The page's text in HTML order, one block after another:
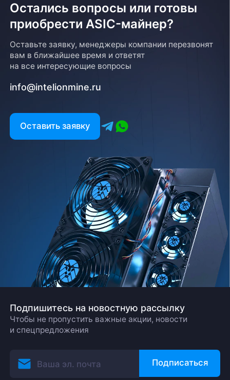
Остались вопросы или готовы
приобрести ASIC-майнер?
Оставьте заявку, менеджеры компании перезвонят
вам в ближайшее время и ответят
на все интересующие вопросы
info@intelionmine.ru
Оставить заявку
Подпишитесь на новостную рассылку
Чтобы не пропустить важные акции, новости
и спецпредложения
Подписаться